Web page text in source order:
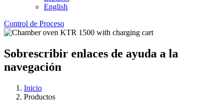
English
Control de Proceso
Sobrescribir enlaces de ayuda a la
navegación
Inicio
Productos